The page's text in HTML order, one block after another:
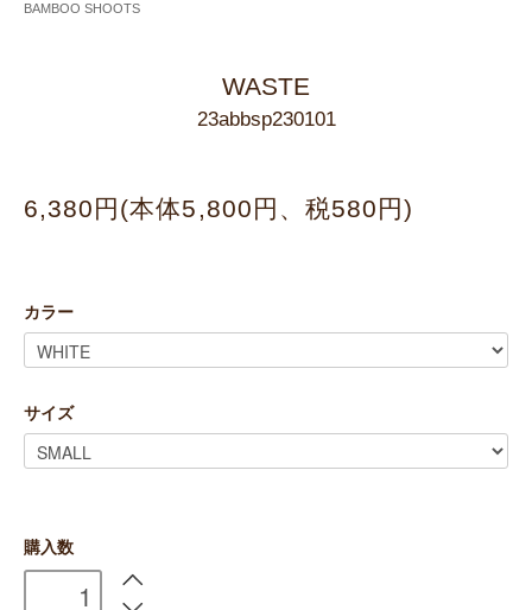
BAMBOO SHOOTS
WASTE
23abbsp230101
6,380円(本体5,800円、税580円)
カラー
サイズ
購入数